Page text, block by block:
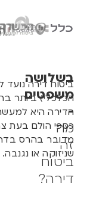
בשלושה
משפטים
מה
זה
ביטוח
דירה?
ביטוח דירה נועד
הכלכלי) ביותר
הדירה היא למעשה
כספי הולם בעת
מדובר בהרס
שניזוקה או נגנבה.